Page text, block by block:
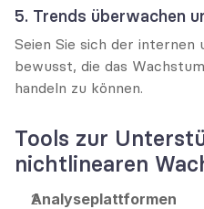
5. Trends überwachen
Seien Sie sich der
bewusst, die das
handeln zu können.
Tools zur
nichtlinearen
Analyseplattformen